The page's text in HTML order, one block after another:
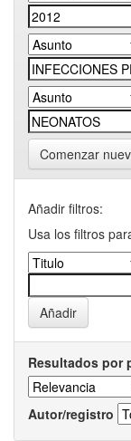
Comenzar
Añadir filtros:
Usa los filtros
Resultados por
Autor/registro